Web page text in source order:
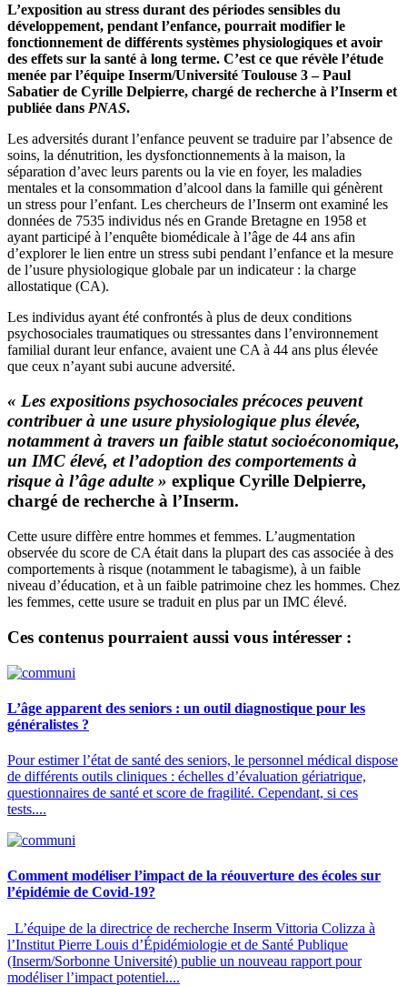
L’exposition au stress durant des périodes sensibles du
développement, pendant l’enfance, pourrait modifier le
fonctionnement de différents systèmes physiologiques et avoir
des effets sur la santé à long terme. C’est ce que révèle l’étude
menée par l’équipe Inserm/Université Toulouse 3 – Paul
Sabatier de Cyrille Delpierre, chargé de recherche à l’Inserm et
publiée dans PNAS.
Les adversités durant l’enfance peuvent se traduire par l’absence de
soins, la dénutrition, les dysfonctionnements à la maison, la
séparation d’avec leurs parents ou la vie en foyer, les maladies
mentales et la consommation d’alcool dans la famille qui génèrent
un stress pour l’enfant. Les chercheurs de l’Inserm ont examiné les
données de 7535 individus nés en Grande Bretagne en 1958 et
ayant participé à l’enquête biomédicale à l’âge de 44 ans afin
d’explorer le lien entre un stress subi pendant l’enfance et la mesure
de l’usure physiologique globale par un indicateur : la charge
allostatique (CA).
Les individus ayant été confrontés à plus de deux conditions
psychosociales traumatiques ou stressantes dans l’environnement
familial durant leur enfance, avaient une CA à 44 ans plus élevée
que ceux n’ayant subi aucune adversité.
« Les expositions psychosociales précoces peuvent
contribuer à une usure physiologique plus élevée,
notamment à travers un faible statut socioéconomique,
un IMC élevé, et l’adoption des comportements à
risque à l’âge adulte » explique Cyrille Delpierre,
chargé de recherche à l’Inserm.
Cette usure diffère entre hommes et femmes. L’augmentation
observée du score de CA était dans la plupart des cas associée à des
comportements à risque (notamment le tabagisme), à un faible
niveau d’éducation, et à un faible patrimoine chez les hommes. Chez
les femmes, cette usure se traduit en plus par un IMC élevé.
Ces contenus pourraient aussi vous intéresser :
L’âge apparent des seniors : un outil diagnostique pour les
généralistes ?
Pour estimer l’état de santé des seniors, le personnel médical dispose
de différents outils cliniques : échelles d’évaluation gériatrique,
questionnaires de santé et score de fragilité. Cependant, si ces
tests....
Comment modéliser l’impact de la réouverture des écoles sur
l’épidémie de Covid-19?
L’équipe de la directrice de recherche Inserm Vittoria Colizza à
l’Institut Pierre Louis d’Épidémiologie et de Santé Publique
(Inserm/Sorbonne Université) publie un nouveau rapport pour
modéliser l’impact potentiel....